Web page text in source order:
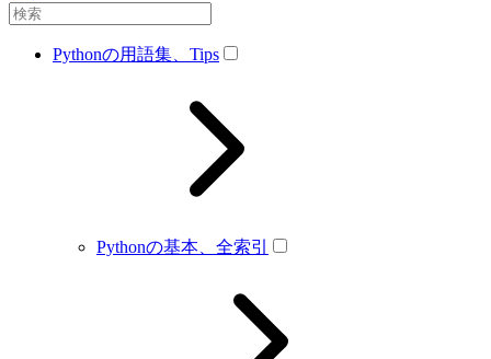
Pythonの用語集、Tips
Pythonの基本、全索引